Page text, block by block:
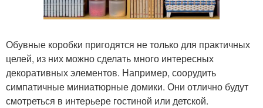
Обувные коробки пригодятся не только для практичных
целей, из них можно сделать много интересных
декоративных элементов. Например, соорудить
симпатичные миниатюрные домики. Они отлично будут
смотреться в интерьере гостиной или детской.